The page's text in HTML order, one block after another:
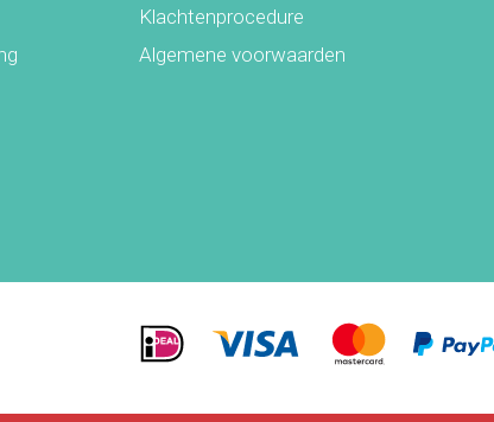
Klachtenprocedure
Algemene voorwaarden